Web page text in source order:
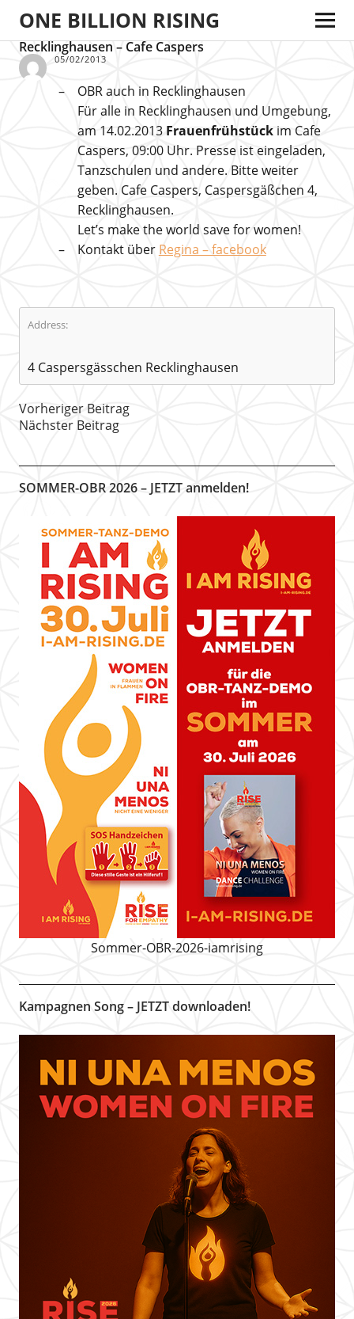
ONE BILLION RISING
Recklinghausen – Cafe Caspers
05/02/2013
OBR auch in Recklinghausen
Für alle in Recklinghausen und Umgebung,
am 14.02.2013 Frauenfrühstückim Cafe
Caspers, 09:00 Uhr. Presse ist eingeladen,
Tanzschulen und andere. Bitte weiter
geben. Cafe Caspers, Caspersgäßchen 4,
Recklinghausen.
Let’s make the world save for women!
Kontakt über Regina – facebook
Address:
4 Caspersgässchen Recklinghausen
Vorheriger Beitrag
Nächster Beitrag
SOMMER-OBR 2026 – JETZT anmelden!
Sommer-OBR-2026-iamrising
Kampagnen Song – JETZT downloaden!